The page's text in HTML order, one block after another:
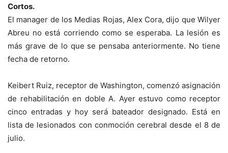
Cortos.
El manager de los Medias Rojas, Alex Cora, dijo que Wilyer
Abreu no está corriendo como se esperaba. La lesión es
más grave de lo que se pensaba anteriormente. No tiene
fecha de retorno.
Keibert Ruiz, receptor de Washington, comenzó asignación
de rehabilitación en doble A. Ayer estuvo como receptor
cinco entradas y hoy será bateador designado. Está en
lista de lesionados con conmoción cerebral desde el 8 de
julio.